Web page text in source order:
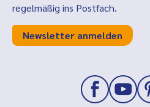
regelmäßig ins Postfach.
Newsletter anmelden